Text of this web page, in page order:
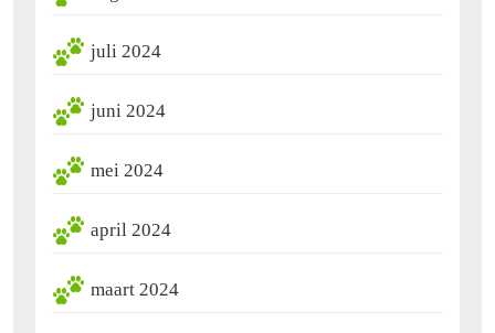
juli 2024
juni 2024
mei 2024
april 2024
maart 2024